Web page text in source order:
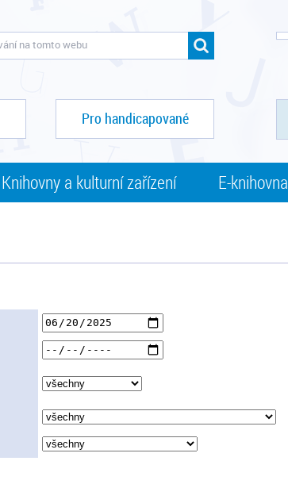
Pro handicapované
Knihovny a kulturní zařízení E-knihovna